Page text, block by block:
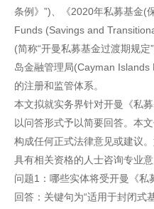
条例》”)、《2020年私募基金(
Funds (Savings and
(简称“开曼私募基金过渡期规
岛金融管理局(Cayman Islands
的注册和监管体系。
本文拟就实务界针对开曼《私
以问答形式予以简要回答。本
构成任何正式法律意见或建议
具有相关资格的人士咨询专业意
问题1：哪些实体将受开曼《私
回答：关键句为“适用于封闭式